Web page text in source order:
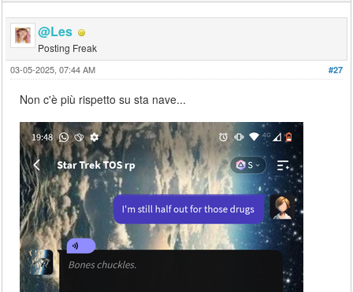
@Les
Posting Freak
#27
03-05-2025, 07:44 AM
Non c'è più rispetto su sta nave...